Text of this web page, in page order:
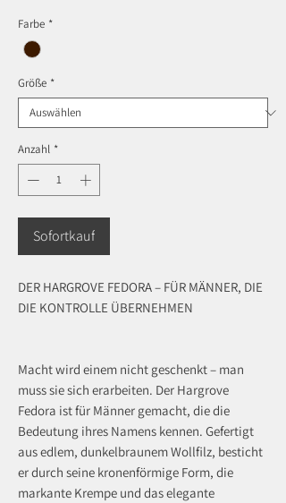
Farbe *
Größe *
Anzahl *
Sofortkauf
DER HARGROVE FEDORA – FÜR MÄNNER, DIE
DIE KONTROLLE ÜBERNEHMEN
Macht wird einem nicht geschenkt – man
muss sie sich erarbeiten. Der Hargrove
Fedora ist für Männer gemacht, die die
Bedeutung ihres Namens kennen. Gefertigt
aus edlem, dunkelbraunem Wollfilz, besticht
er durch seine kronenförmige Form, die
markante Krempe und das elegante